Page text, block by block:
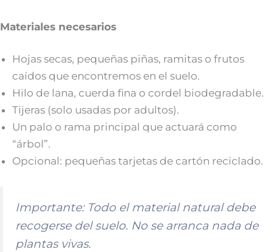
Materiales necesarios
Hojas secas, pequeñas piñas, ramitas o frutos
caídos que encontremos en el suelo.
Hilo de lana, cuerda fina o cordel biodegradable.
Tijeras (solo usadas por adultos).
Un palo o rama principal que actuará como
“árbol”.
Opcional: pequeñas tarjetas de cartón reciclado.
Importante:Todo el material natural debe
recogerse del suelo. No se arranca nada de
plantas vivas.